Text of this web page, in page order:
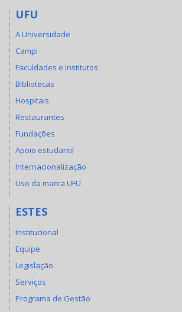
UFU
A Universidade
Campi
Faculdades e Institutos
Bibliotecas
Hospitais
Restaurantes
Fundações
Apoio estudantil
Internacionalização
Uso da marca UFU
ESTES
Institucional
Equipe
Legislação
Serviços
Programa de Gestão